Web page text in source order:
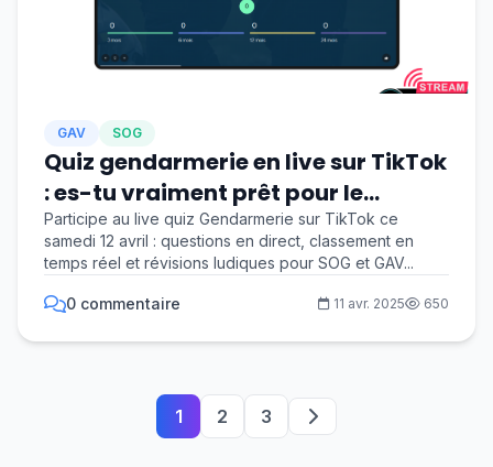
GAV SOG
Quiz gendarmerie en live sur TikTok
: es-tu vraiment prêt pour le
concours ?
Participe au live quiz Gendarmerie sur TikTok ce
samedi 12 avril : questions en direct, classement en
temps réel et révisions ludiques pour SOG et GAV...
0 commentaire 11 avr. 2025 650
1 2 3